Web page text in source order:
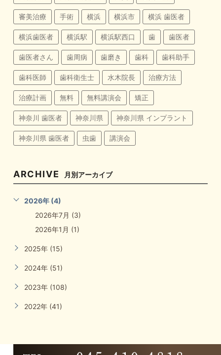
審美治療 手術 横浜 横浜市 横浜 歯医者
横浜歯医者 横浜駅 横浜駅西口 歯 歯医者
歯医者さん 歯周病 歯磨き 歯科 歯科助手
歯科医師 歯科衛生士 水木院長 治療方法
治療計画 無料 無料講演会 矯正
神奈川 歯医者 神奈川県 神奈川県 インプラント
神奈川県 歯医者 虫歯 講演会
ARCHIVE 月別アーカイブ
2026年 (4)
2026年7月 (3)
2026年1月 (1)
2025年 (15)
2024年 (51)
2023年 (108)
2022年 (41)